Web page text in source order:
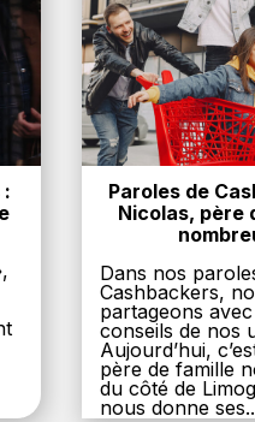
Paroles de
Nicolas, père
Dans nos
Cashbackers,
partageons
conseils de nos
Aujourd’hui,
père de famille
du côté de
nous donne